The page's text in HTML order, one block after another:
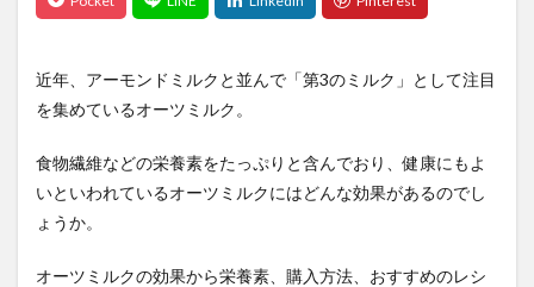
近年、アーモンドミルクと並んで「第3のミルク」として注目
を集めているオーツミルク。
食物繊維などの栄養素をたっぷりと含んでおり、健康にもよ
いといわれているオーツミルクにはどんな効果があるのでし
ょうか。
オーツミルクの効果から栄養素、購入方法、おすすめのレシ